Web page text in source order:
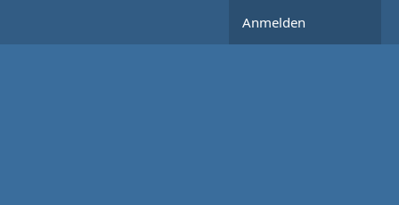
Anmelden